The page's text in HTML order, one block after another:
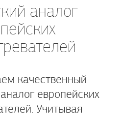
аналог
качественный
европейских
Учитывая